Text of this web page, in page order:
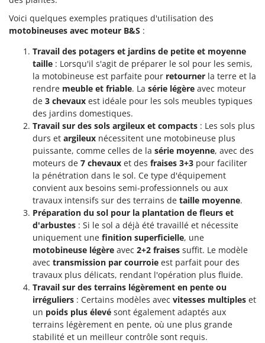
Voici quelques exemples pratiques d'utilisation des
motobineuses avec moteur B&S :
Travail des potagers et jardins de petite et moyenne
taille : Lorsqu'il s'agit de préparer le sol pour les semis,
la motobineuse est parfaite pour retourner la terre et la
rendre meuble et friable. La série légère avec moteur
de 3 chevaux est idéale pour les sols meubles typiques
des jardins domestiques.
Travail sur des sols argileux et compacts : Les sols plus
durs et argileux nécessitent une motobineuse plus
puissante, comme celles de la série moyenne, avec des
moteurs de 7 chevaux et des fraises 3+3 pour faciliter
la pénétration dans le sol. Ce type d'équipement
convient aux besoins semi-professionnels ou aux
travaux intensifs sur des terrains de taille moyenne.
Préparation du sol pour la plantation de fleurs et
d'arbustes : Si le sol a déjà été travaillé et nécessite
uniquement une finition superficielle, une
motobineuse légère avec 2+2 fraises suffit. Le modèle
avec transmission par courroie est parfait pour des
travaux plus délicats, rendant l'opération plus fluide.
Travail sur des terrains légèrement en pente ou
irréguliers : Certains modèles avec vitesses multiples et
un poids plus élevé sont également adaptés aux
terrains légèrement en pente, où une plus grande
stabilité et un meilleur contrôle sont requis.